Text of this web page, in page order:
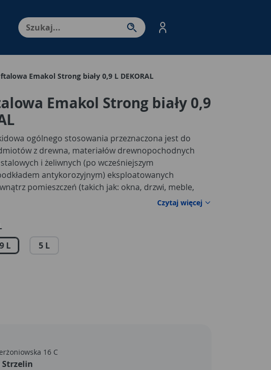
Enter - przejdź do strony produktów. Spacja – otwórz/
Emakol Strong biały 0,9 L DEKORAL
Emakol Strong biały 0,9
ogólnego stosowania przeznaczona jest do
z drewna, materiałów drewnopochodnych
i żeliwnych (po wcześniejszym
antykorozyjnym) eksploatowanych
pomieszczeń (takich jak: okna, drzwi, meble,
itp.). Polecana jest do stosowania w budynkach
wychowawczych oraz branży spożywczej (bez
z żywnością).
Czytaj więcej
L 5 L
16 C
Strzelin